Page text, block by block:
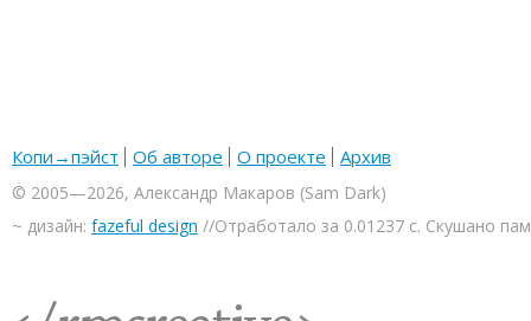
Копи→пэйст Об авторе О проекте Архив
© 2005—2026, Александр Макаров (Sam Dark)
~ дизайн: fazeful design //Отработало за 0.01237 с. Скушано
<rmcreative/>